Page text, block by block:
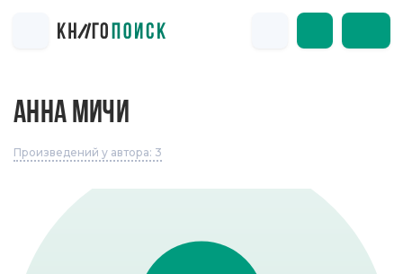
АННА МИЧИ
Произведений у автора: 3